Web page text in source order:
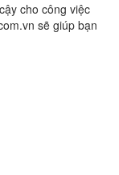
cho công việc
sẽ giúp bạn